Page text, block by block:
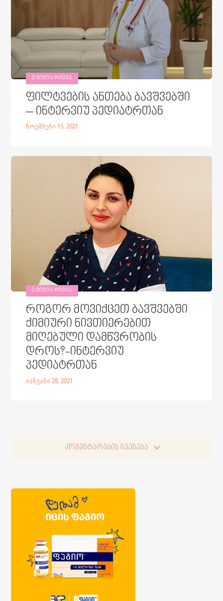
ᲔᲥᲘᲛᲘᲡ ᲠᲩᲔᲕᲐ
ფილტვების ანთება ბავშვებში
– ინტერვიუ პედიატრთან
ნოემბერი 15, 2021
ᲔᲥᲘᲛᲘᲡ ᲠᲩᲔᲕᲐ
როგორ მოვიქცეთ ბავშვებში
ქიმიური ნივთიერებით
მიღებული დამწვრობის
დროს?-ინტერვიუ
პედიატრთან
იანვარი 28, 2021
კომენტარების ჩვენება